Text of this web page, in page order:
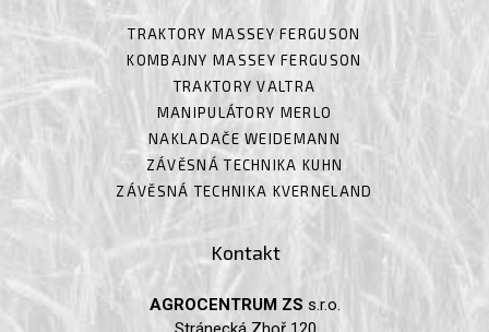
TRAKTORY MASSEY FERGUSON
KOMBAJNY MASSEY FERGUSON
TRAKTORY VALTRA
MANIPULÁTORY MERLO
NAKLADAČE WEIDEMANN
ZÁVĚSNÁ TECHNIKA KUHN
ZÁVĚSNÁ TECHNIKA KVERNELAND
Kontakt
AGROCENTRUM ZS s.r.o.